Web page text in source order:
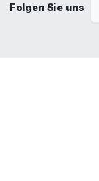
Folgen Sie uns